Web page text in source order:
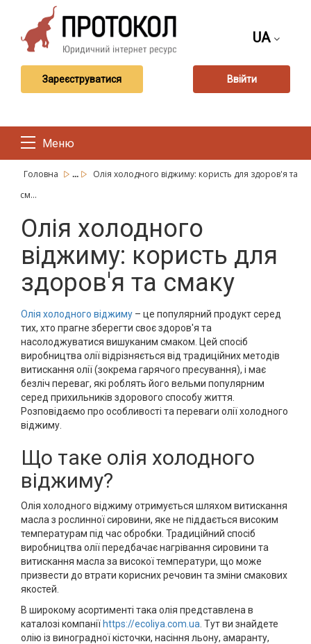
UA
Зареєструватися Ввійти
Меню
Головна ...
Олія холодного віджиму: користь для здоров'я та
см...
Олія холодного
віджиму: користь для
здоров'я та смаку
Олія холодного віджиму – це популярний продукт серед
тих, хто прагне зберегти своє здоров'я та
насолоджуватися вишуканим смаком. Цей спосіб
виробництва олії відрізняється від традиційних методів
витискання олії (зокрема гарячого пресування), і має
безліч переваг, які роблять його вельми популярним
серед прихильників здорового способу життя.
Розповідаємо про особливості та переваги олії холодного
віджиму.
Що таке олія холодного
віджиму?
Олія холодного віджиму отримується шляхом витискання
масла з рослинної сировини, яке не піддається високим
температурам під час обробки. Традиційний спосіб
виробництва олії передбачає нагрівання сировини та
витискання масла за високої температури, що може
призвести до втрати корисних речовин та зміни смакових
якостей.
В широкому асортименті така олія представлена в
каталозі компанії https://ecoliya.com.ua . Тут ви знайдете
олію із виноградної кісточки, насіння льону, амаранту,